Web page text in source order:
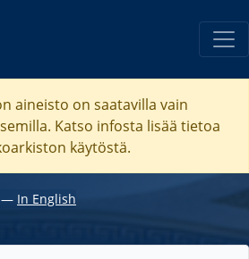
aineisto on saatavilla vain
Katso infosta lisää tietoa
käytöstä.
― In English